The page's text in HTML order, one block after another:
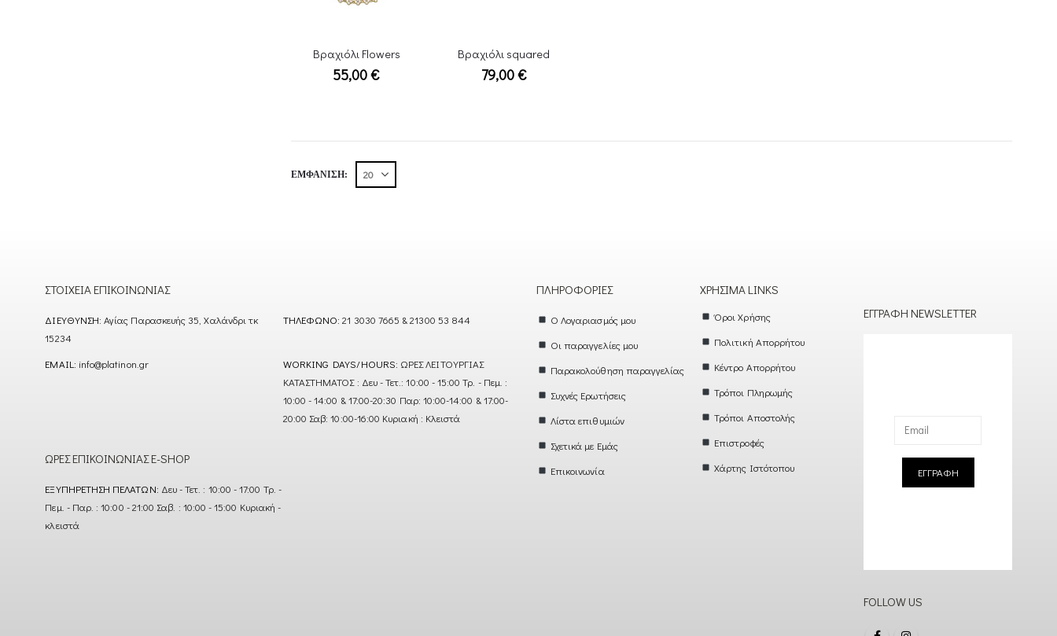
Βραχιόλι Flowers
55,00€
Βραχιόλι squared
79,00€
ΕΜΦΆΝΙΣΗ:
ΣΤΟΙΧΕΊΑ ΕΠΙΚΟΙΝΩΝΊΑΣ
ΔΙΕΎΘΥΝΣΗ: Αγίας Παρασκευής 35, Χαλάνδρι τκ
15234
ΤΗΛΈΦΩΝΟ: 21 3030 7665 & 21300 53 844
EMAIL: info@platinon.gr WORKING DAYS/HOURS: ΩΡΕΣ ΛΕΙΤΟΥΡΓΙΑΣ
ΚΑΤΑΣΤΗΜΑΤΟΣ : Δευ - Τετ.: 10:00 - 15:00 Τρ. - Πεμ. :
10:00 - 14:00 & 17:00-20:30 Παρ: 10:00-14:00 & 17:00-
20:00 Σαβ: 10:00-16:00 Κυριακή : Κλειστά
ΏΡΕΣ ΕΠΙΚΟΙΝΩΝΊΑΣ E-SHOP
ΕΞΥΠΗΡΈΤΗΣΗ ΠΕΛΑΤΏΝ: Δευ - Τετ. : 10:00 - 17:00 Τρ. -
Πεμ. - Παρ. : 10:00 - 21:00 Σαβ. : 10:00 - 15:00 Κυριακή -
κλειστά
ΠΛΗΡΟΦΟΡΊΕΣ
Ο Λογαριασμός μου
Οι παραγγελίες μου
Παρακολούθηση παραγγελίας
Συχνές Ερωτήσεις
Λίστα επιθυμιών
Σχετικά με Εμάς
Επικοινωνία
ΧΡΉΣΙΜΑ LINKS
Όροι Χρήσης
Πολιτική Απορρήτου
Κέντρο Απορρήτου
Τρόποι Πληρωμής
Τρόποι Αποστολής
Επιστροφές
Χάρτης Ιστότοπου
ΕΓΓΡΑΦΉ NEWSLETTER
ΕΓΓΡΑΦΗ
FOLLOW US